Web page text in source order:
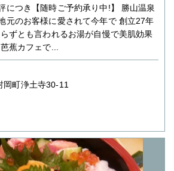
につき【随時ご予約承り中!】 勝山温泉
元のお客様に愛されて今年で 創立27年
ずとも言われるお湯が自慢で美肌効果
蕉カフェで...
町浄土寺30-11